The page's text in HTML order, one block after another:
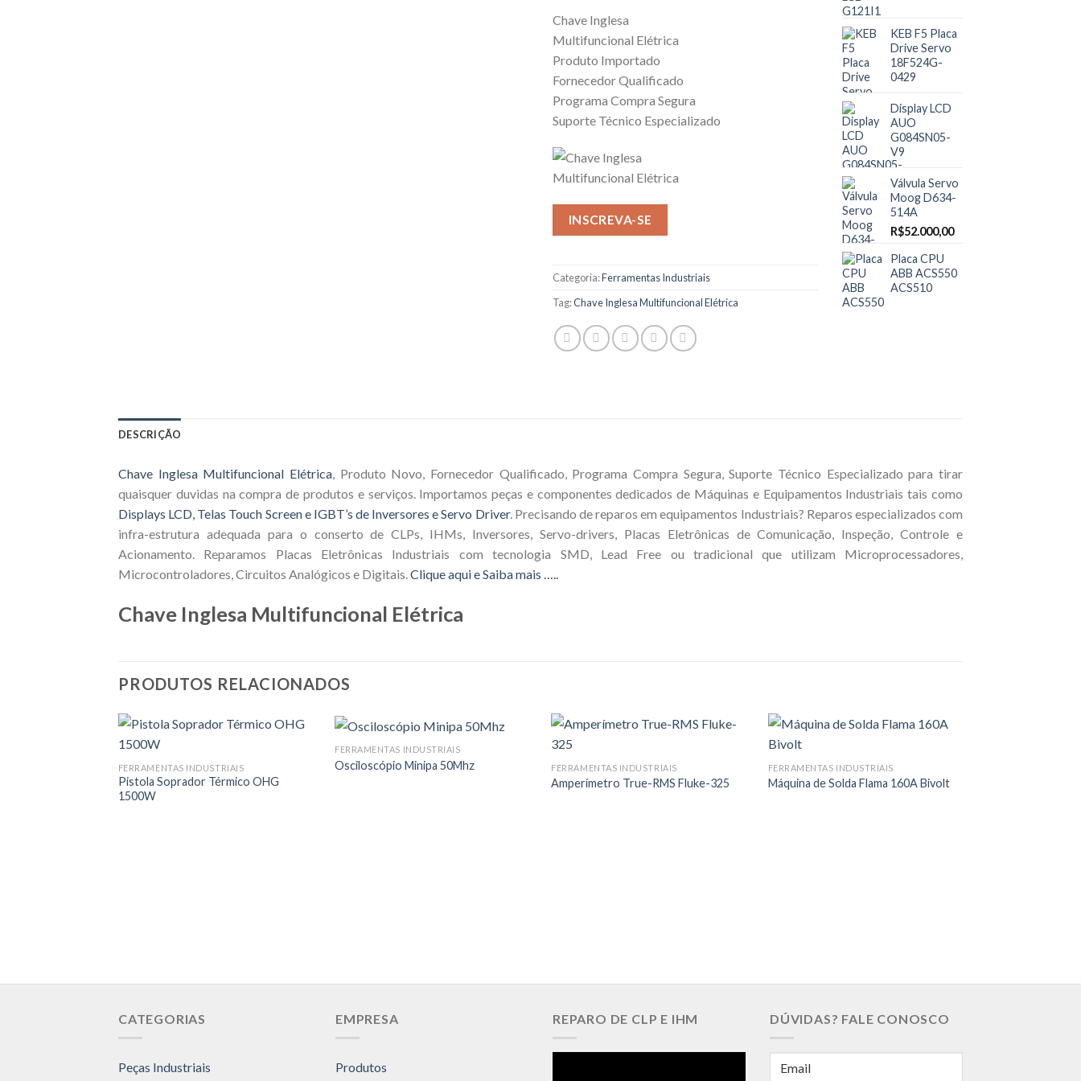
Chave Inglesa
Multifuncional Elétrica
Produto Importado
Fornecedor Qualificado
Programa Compra Segura
Suporte Técnico Especializado
INSCREVA-SE
Categoria:Ferramentas Industriais
Tag:Chave Inglesa Multifuncional Elétrica
KEB F5 Placa
Drive Servo
18F524G-
0429
Display LCD
AUO
G084SN05-
V9
Válvula Servo
Moog D634-
514A
R$52.000,00
Placa CPU
ABB ACS550
ACS510
DESCRIÇÃO
Chave Inglesa Multifuncional Elétrica, Produto Novo, Fornecedor Qualificado, Programa Compra Segura, Suporte Técnico Especializado para tirar
quaisquer duvidas na compra de produtos e serviços. Importamos peças e componentes dedicados de Máquinas e Equipamentos Industriais tais como
Displays LCD, Telas Touch Screen e IGBT’s de Inversores e Servo Driver. Precisando de reparos em equipamentos Industriais? Reparos especializados com
infra-estrutura adequada para o conserto de CLPs, IHMs, Inversores, Servo-drivers, Placas Eletrônicas de Comunicação, Inspeção, Controle e
Acionamento. Reparamos Placas Eletrônicas Industriais com tecnologia SMD, Lead Free ou tradicional que utilizam Microprocessadores,
Microcontroladores, Circuitos Analógicos e Digitais.Clique aqui e Saiba mais …..
Chave Inglesa Multifuncional Elétrica
PRODUTOS RELACIONADOS
FERRAMENTAS INDUSTRIAIS
Pistola Soprador Térmico OHG
1500W
FERRAMENTAS INDUSTRIAIS
Osciloscópio Minipa 50Mhz FERRAMENTAS INDUSTRIAIS
Amperímetro True-RMS Fluke-325
FERRAMENTAS INDUSTRIAIS
Máquina de Solda Flama 160A Bivolt
CATEGORIAS
Peças Industriais
EMPRESA
Produtos
REPARO DE CLP E IHM DÚVIDAS? FALE CONOSCO